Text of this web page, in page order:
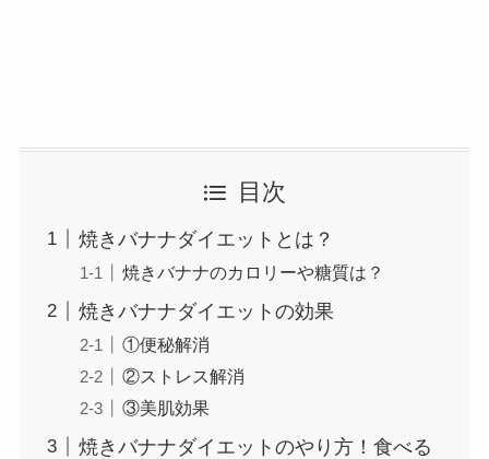
目次
焼きバナナダイエットとは？
焼きバナナのカロリーや糖質は？
焼きバナナダイエットの効果
①便秘解消
②ストレス解消
③美肌効果
焼きバナナダイエットのやり方！食べる